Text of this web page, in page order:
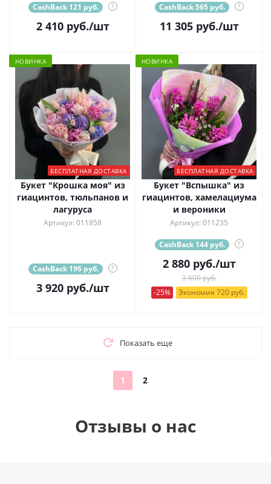
CashBack 121 руб. ?
2 410руб./шт
CashBack 565 руб. ?
11 305руб./шт
НОВИНКА
БЕСПЛАТНАЯ ДОСТАВКА
Букет "Крошка моя" из
гиацинтов, тюльпанов и
лагуруса
Артикул: 011858
CashBack 196 руб. ?
3 920руб./шт
НОВИНКА
БЕСПЛАТНАЯ ДОСТАВКА
Букет "Вспышка" из
гиацинтов, хамелациума
и вероники
Артикул: 011235
CashBack 144 руб. ?
2 880руб./шт
3 600 руб.
-25%
Экономия 720 руб.
Показать еще
1 2
Отзывы о нас